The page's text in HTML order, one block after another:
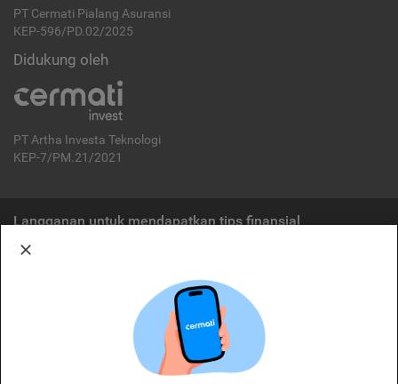
PT Cermati Pialang Asuransi
KEP-596/PD.02/2025
Didukung oleh
PT Artha Investa Teknologi
KEP-7/PM.21/2021
Langganan untuk mendapatkan tips finansial
Cermati merupakan penyelenggara agregasi jasa keuangan yang terdaftar di
OJK. Oleh karena itu, produk dan/atau layanan jasa keuangan yang
ditawarkan bukan merupakan produk dan/atau layanan jasa keuangan yang
diterbitkan oleh Cermati dan Cermati tidak bertanggung jawab atas tuntutan